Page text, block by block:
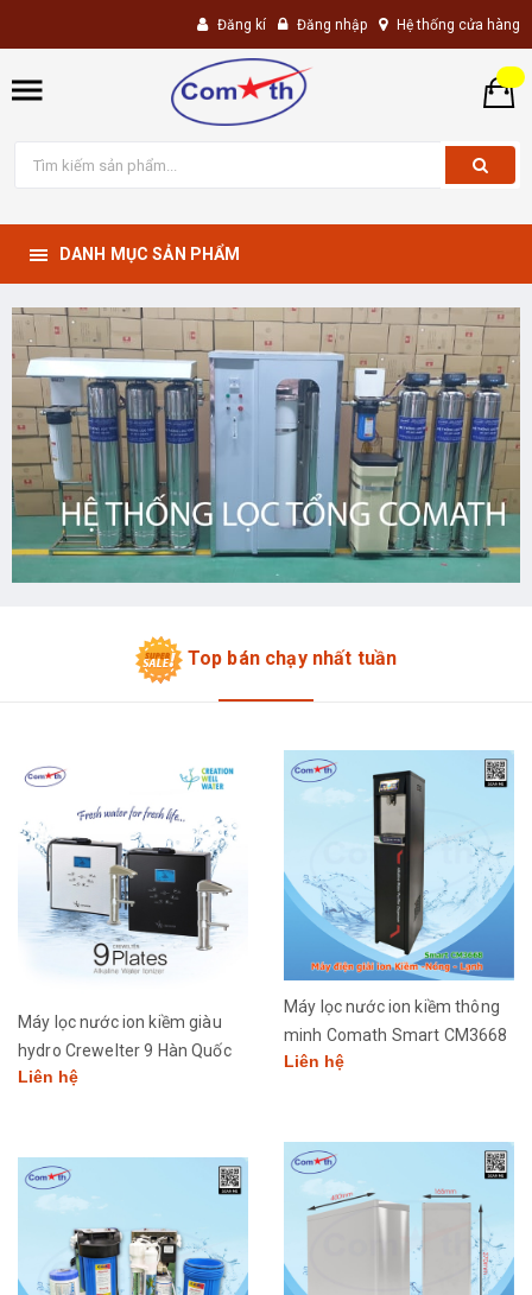
Đăng kí Đăng nhập Hệ thống cửa hàng
DANH MỤC SẢN PHẨM
Top bán chạy nhất tuần
Máy lọc nước ion kiềm giàu
hydro Crewelter 9 Hàn Quốc
Liên hệ
Máy lọc nước ion kiềm thông
minh Comath Smart CM3668
Liên hệ